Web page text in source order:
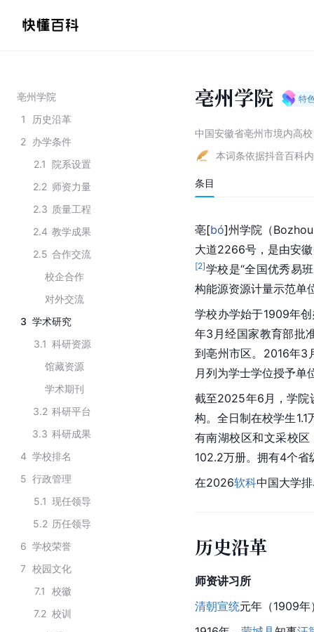
亳州学院
1
历史沿革
2 办学条件
2.1 院系设置
2.2 师资力量
2.3 质量工程
2.4 教学成果
2.5 合作交流
校企合作
对外交流
3 学术研究
3.1 科研资源
馆藏资源
学术期刊
3.2 科研平台
3.3 科研成果
4 学校排名
5 行政管理
5.1 现任领导
5.2 历任领导
6 学校荣誉
7 校园文化
7.1
校徽
7.2 校训
亳州学院 特
中国安徽省亳州市境内高校
本词条依据抖音百科
条目
亳[bó]州学院（
大道2266号，是由安
[2]学校是“全国优秀易
构能源资源计量示范单
学校办学始于1909年
年3月经国家教育部批
到亳州市区。2016年3
月列为学士学位授予单
截至2025年6月，学院
构。全日制在校学生
有南湖校区和文采校
102.2万册。拥有4个省
在2026软科中国大学
历史沿革
师资讲习所
清朝宣统元年（1909